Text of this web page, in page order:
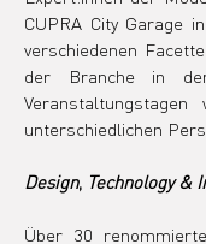
CUPRA City Garage
verschiedenen
der Branche in
unterschiedlichen
Design, Technology &
Über 30